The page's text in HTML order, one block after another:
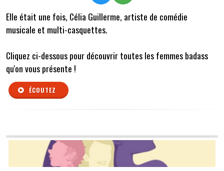
Elle était une fois, Célia Guillerme, artiste de comédie
musicale et multi-casquettes.
Cliquez ci-dessous pour découvrir toutes les femmes badass
qu'on vous présente !
ÉCOUTEZ